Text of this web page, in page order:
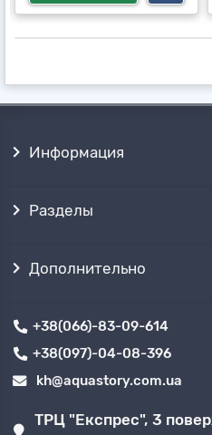
Информация
Разделы
Дополнительно
+38(066)-83-09-614
+38(097)-04-08-396
kh@aquastory.com.ua
ТРЦ "Експрес", 3